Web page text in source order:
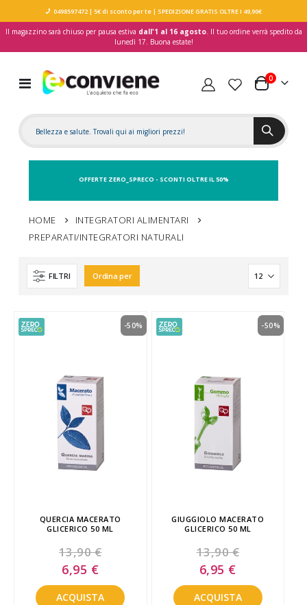
0498597472| 5€ di sconto per te| SPEDIZIONE GRATIS OLTRE I 49,90€
Il magazzino sarà chiuso per pausa estiva dall'1 al 16 agosto. Il tuo ordine verrà spedito da
lunedì 17. Buona estate!
Toggle
Nav
Carrello
0elementi
OFFERTE ZERO_SPRECO - SCONTI OLTRE IL 50%
HOME
INTEGRATORI ALIMENTARI
PREPARATI/INTEGRATORI NATURALI
FILTRI Ordina per
QUERCIA MACERATO
GLICERICO 50 ML
13,90 €
-50%
Special
Price
6,95 €
ACQUISTA
GIUGGIOLO MACERATO
GLICERICO 50 ML
13,90 €
-50%
Special
Price
6,95 €
ACQUISTA